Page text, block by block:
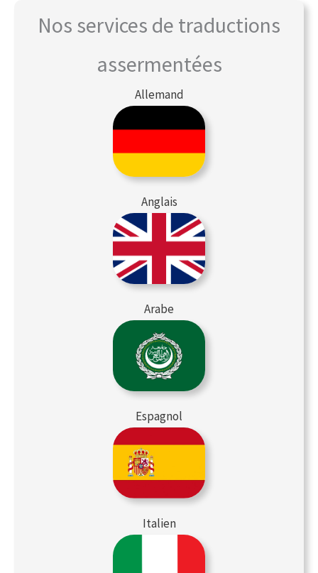
Nos services de traductions
assermentées
Allemand
Anglais
Arabe
Espagnol
Italien